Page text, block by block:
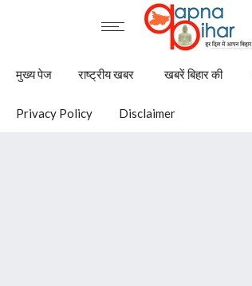
मुख्य पेज राष्ट्रीय खबर खबरें बिहार की
Privacy Policy Disclaimer